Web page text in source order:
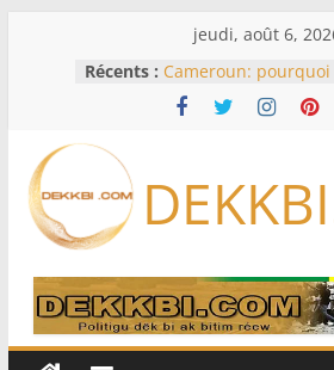
jeudi, août 6,
Récents : Cameroun:
remaniement au
l’armée alors que
logiciels écrits par
Anthropic et OpenAI
Disney s’associe à
davantage profit de
légendaires
France – Algérie: